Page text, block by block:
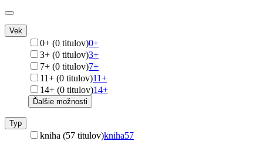
Vek
0+ (0 titulov)0+
3+ (0 titulov)3+
7+ (0 titulov)7+
11+ (0 titulov)11+
14+ (0 titulov)14+
Ďalšie možnosti
Typ
kniha (57 titulov)kniha57